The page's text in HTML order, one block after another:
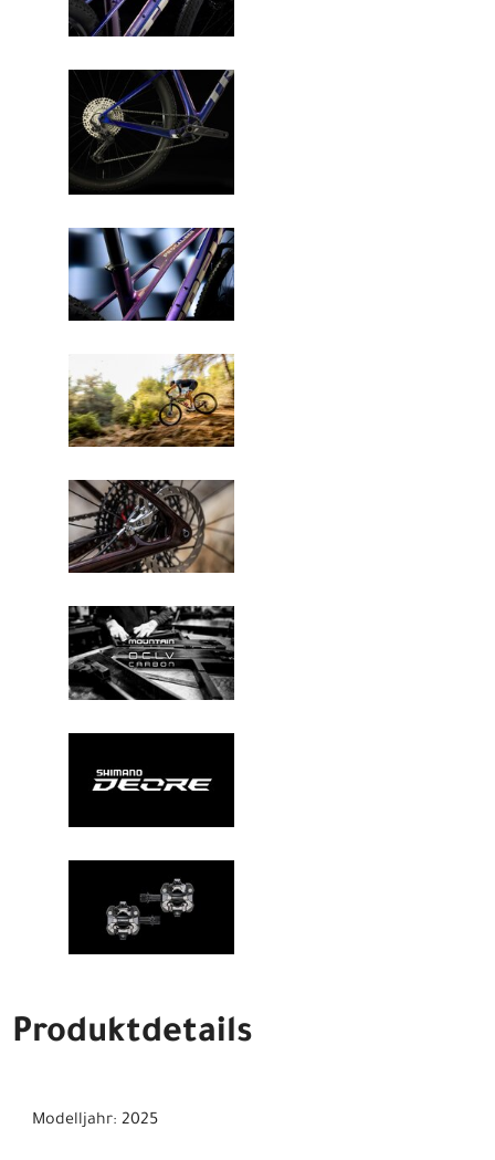
Produktdetails
Modelljahr: 2025